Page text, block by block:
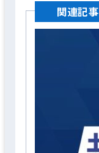
関連記事